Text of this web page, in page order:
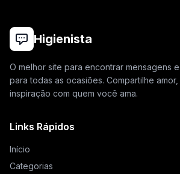
Higienista
O melhor site para encontrar mensagens
para todas as ocasiões. Compartilhe
inspiração com quem você ama.
Links Rápidos
Início
Categorias